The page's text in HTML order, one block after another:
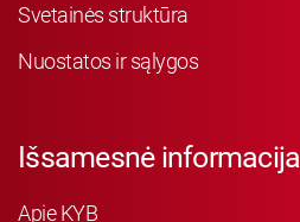
Svetainės struktūra
Nuostatos ir sąlygos
Išsamesnė informacija
Apie KYB